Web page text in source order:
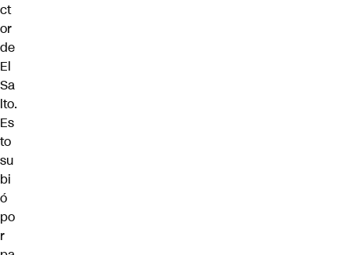
ct
or
de
El
Sa
lto.
Es
to
su
bi
ó
po
r